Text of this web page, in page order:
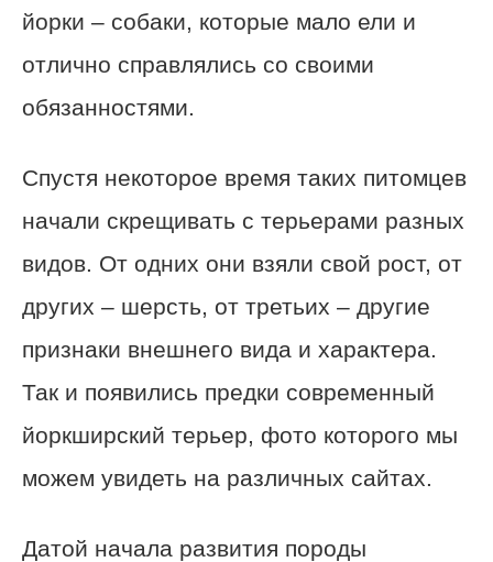
йорки – собаки, которые мало ели и
отлично справлялись со своими
обязанностями.
Спустя некоторое время таких питомцев
начали скрещивать с терьерами разных
видов. От одних они взяли свой рост, от
других – шерсть, от третьих – другие
признаки внешнего вида и характера.
Так и появились предки современный
йоркширский терьер, фото которого мы
можем увидеть на различных сайтах.
Датой начала развития породы